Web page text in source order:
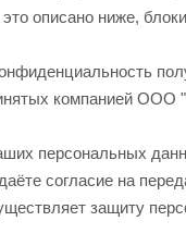
описано ниже,
компанией
персональных
согласие на
защиту